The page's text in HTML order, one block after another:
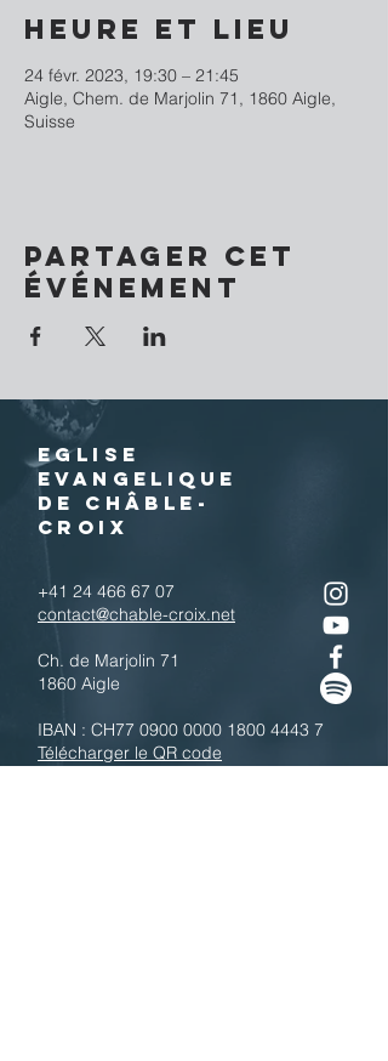
Heure et lieu
24 févr. 2023, 19:30 – 21:45
Aigle, Chem. de Marjolin 71, 1860 Aigle,
Suisse
Partager cet
événement
EGLISE
EVANGELIQUE
DE CHÂBLE-
CROIX
+41 24 466 67 07
contact@chable-croix.net
Ch. de Marjolin 71
1860 Aigle
IBAN : CH77 0900 0000 1800 4443 7
Télécharger le QR code